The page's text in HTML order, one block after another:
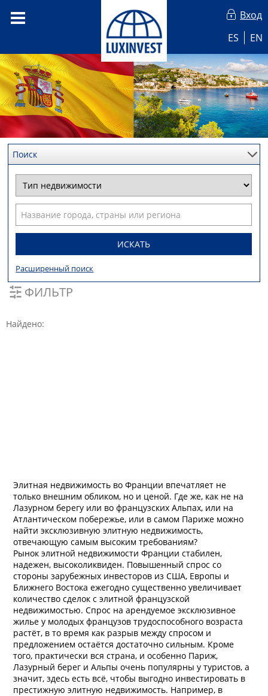
Вход
ES
EN
Поиск
ИСКАТЬ
Расширенный поиск
ФИЛЬТР
Найдено:
Элитная недвижимость во Франции впечатляет не
только внешним обликом, но и ценой. Где же, как не на
Лазурном берегу или во французских Альпах, или на
Атлантическом побережье, или в самом Париже можно
найти эксклюзивную элитную недвижимость,
отвечающую самым высоким требованиям?
Рынок элитной недвижимости Франции стабилен,
надежен, высоколиквиден. Повышенный спрос со
стороны зарубежных инвесторов из США, Европы и
Ближнего Востока ежегодно существенно увеличивает
количество сделок с элитной французской
недвижимостью. Спрос на арендуемое эксклюзивное
жилье у молодых французов трудоспособного возраста
растёт, в то время как разрыв между спросом и
предложением остаётся достаточно сильным. Кроме
того, практически вся страна, и особенно Париж,
Лазурный берег и Альпы очень популярны у туристов, а
значит, здесь есть всё, чтобы выгодно инвестировать в
престижную элитную недвижимость. Например, в